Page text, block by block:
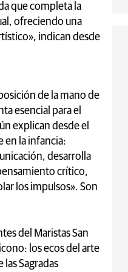
que completa la
ofreciendo una
indican desde
de la mano de
esencial para el
explican desde el
en la infancia:
desarrolla
crítico,
los impulsos». Son
del Maristas San
los ecos del arte
Sagradas